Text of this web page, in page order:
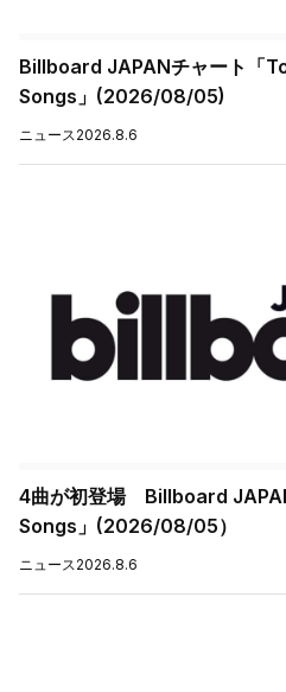
Billboard JAPANチャート「
Songs」(2026/08/05)
ニュース2026.8.6
4曲が初登場 Billboard
Songs」(2026/08/05）
ニュース 2026.8.6